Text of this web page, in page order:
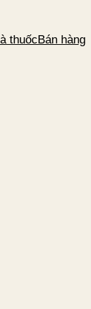
thuốcBán hàng